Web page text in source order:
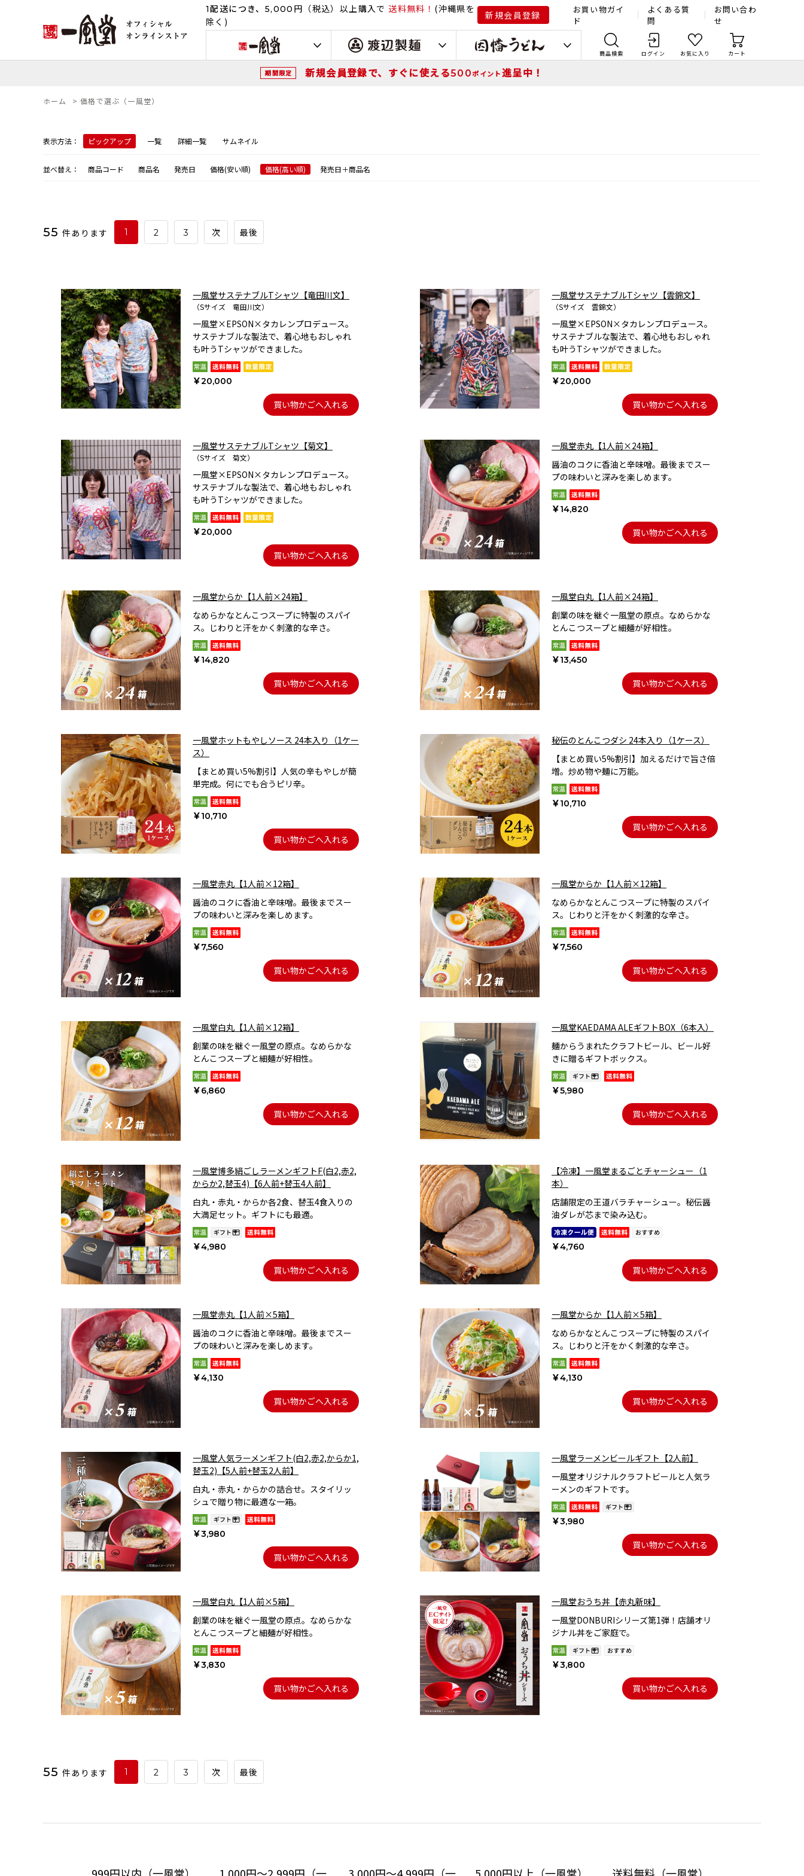
1配送につき、5,000 円（税込） 以上購入で 送料無料！ (沖縄県を
除く)
新規会員登録
お買い物ガイ
ド
よくある質
問
お問い合わ
せ
商品検索 ログイン お気に入り カート
期間限定 新規会員登録で、すぐに使える500ポイント進呈中！
ホーム >価格で選ぶ（一風堂）
表示方法： ピックアップ 一覧 詳細一覧 サムネイル
並べ替え： 商品コード 商品名 発売日 価格(安い順) 価格(高い順) 発売日＋商品名
55 件あります 1 2 3 次 最後
一風堂サステナブルTシャツ【竜田川文】
（Sサイズ 竜田川文）
一風堂×EPSON×タカレンプロデュース。
サステナブルな製法で、着心地もおしゃれ
も叶うTシャツができました。
￥20,000
買い物かごへ入れる
一風堂サステナブルTシャツ【雲錦文】
（Sサイズ 雲錦文）
一風堂×EPSON×タカレンプロデュース。
サステナブルな製法で、着心地もおしゃれ
も叶うTシャツができました。
￥20,000
買い物かごへ入れる
一風堂サステナブルTシャツ【菊文】
（Sサイズ 菊文）
一風堂×EPSON×タカレンプロデュース。
サステナブルな製法で、着心地もおしゃれ
も叶うTシャツができました。
￥20,000
買い物かごへ入れる
一風堂赤丸【1人前×24箱】
醤油のコクに香油と辛味噌。最後までスー
プの味わいと深みを楽しめます。
￥14,820
買い物かごへ入れる
一風堂からか【1人前×24箱】
なめらかなとんこつスープに特製のスパイ
ス。じわりと汗をかく刺激的な辛さ。
￥14,820
買い物かごへ入れる
一風堂白丸【1人前×24箱】
創業の味を継ぐ一風堂の原点。なめらかな
とんこつスープと細麺が好相性。
￥13,450
買い物かごへ入れる
一風堂ホットもやしソース 24本入り（1ケー
ス）
【まとめ買い5%割引】人気の辛もやしが簡
単完成。何にでも合うピリ辛。
￥10,710
買い物かごへ入れる
秘伝のとんこつダシ 24本入り（1ケース）
【まとめ買い5%割引】加えるだけで旨さ倍
増。炒め物や麺に万能。
￥10,710
買い物かごへ入れる
一風堂赤丸【1人前×12箱】
醤油のコクに香油と辛味噌。最後までスー
プの味わいと深みを楽しめます。
￥7,560
買い物かごへ入れる
一風堂からか【1人前×12箱】
なめらかなとんこつスープに特製のスパイ
ス。じわりと汗をかく刺激的な辛さ。
￥7,560
買い物かごへ入れる
一風堂白丸【1人前×12箱】
創業の味を継ぐ一風堂の原点。なめらかな
とんこつスープと細麺が好相性。
￥6,860
買い物かごへ入れる
一風堂KAEDAMA ALEギフトBOX（6本入）
麺からうまれたクラフトビール、ビール好
きに贈るギフトボックス。
￥5,980
買い物かごへ入れる
一風堂博多絹ごしラーメンギフトF(白2,赤2,
からか2,替玉4)【6人前+替玉4人前】
白丸・赤丸・からか各2食、替玉4食入りの
大満足セット。ギフトにも最適。
￥4,980
買い物かごへ入れる
【冷凍】一風堂まるごとチャーシュー（1
本）
店舗限定の王道バラチャーシュー。秘伝醤
油ダレが芯まで染み込む。
￥4,760
買い物かごへ入れる
一風堂赤丸【1人前×5箱】
醤油のコクに香油と辛味噌。最後までスー
プの味わいと深みを楽しめます。
￥4,130
買い物かごへ入れる
一風堂からか【1人前×5箱】
なめらかなとんこつスープに特製のスパイ
ス。じわりと汗をかく刺激的な辛さ。
￥4,130
買い物かごへ入れる
一風堂人気ラーメンギフト(白2,赤2,からか1,
替玉2)【5人前+替玉2人前】
白丸・赤丸・からかの詰合せ。スタイリッ
シュで贈り物に最適な一箱。
￥3,980
買い物かごへ入れる
一風堂ラーメンビールギフト【2人前】
一風堂オリジナルクラフトビールと人気ラ
ーメンのギフトです。
￥3,980
買い物かごへ入れる
一風堂白丸【1人前×5箱】
創業の味を継ぐ一風堂の原点。なめらかな
とんこつスープと細麺が好相性。
￥3,830
買い物かごへ入れる
一風堂おうち丼【赤丸新味】
一風堂DONBURIシリーズ第1弾！店舗オリ
ジナル丼をご家庭で。
￥3,800
買い物かごへ入れる
55 件あります 1 2 3 次 最後